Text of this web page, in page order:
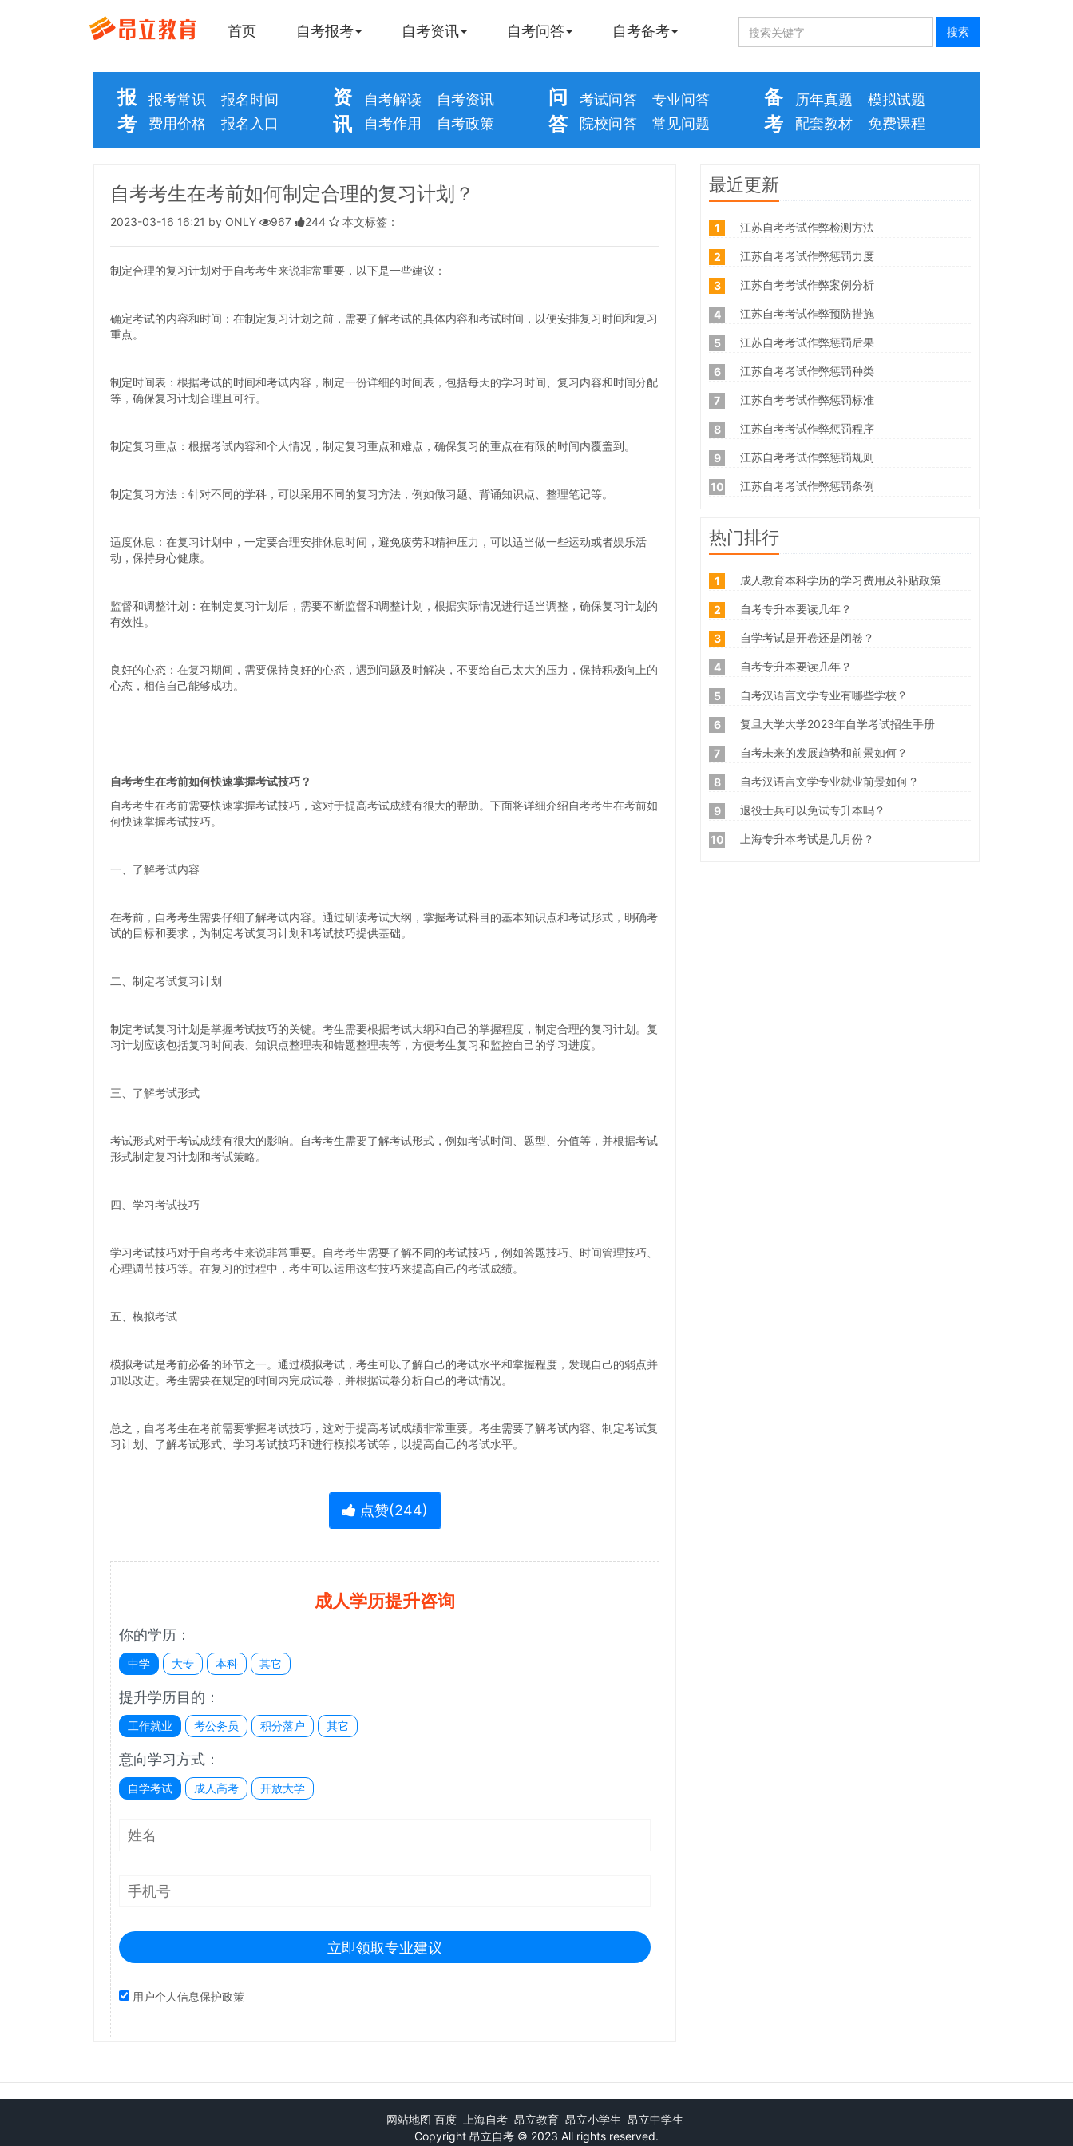
首页 自考报考 自考资讯 自考问答 自考备考
报
考
报考常识
报名时间
费用价格
报名入口
资
讯
自考解读
自考资讯
自考作用
自考政策
问
答
考试问答
专业问答
院校问答
常见问题
备
考
历年真题
模拟试题
配套教材
免费课程
自考考生在考前如何制定合理的复习计划？
2023-03-16 16:21 by ONLY 967 244 本文标签：
制定合理的复习计划对于自考考生来说非常重要，以下是一些建议：
确定考试的内容和时间：在制定复习计划之前，需要了解考试的具体内容和考试时间，以便安排复习时间和复习
重点。
制定时间表：根据考试的时间和考试内容，制定一份详细的时间表，包括每天的学习时间、复习内容和时间分配
等，确保复习计划合理且可行。
制定复习重点：根据考试内容和个人情况，制定复习重点和难点，确保复习的重点在有限的时间内覆盖到。
制定复习方法：针对不同的学科，可以采用不同的复习方法，例如做习题、背诵知识点、整理笔记等。
适度休息：在复习计划中，一定要合理安排休息时间，避免疲劳和精神压力，可以适当做一些运动或者娱乐活
动，保持身心健康。
监督和调整计划：在制定复习计划后，需要不断监督和调整计划，根据实际情况进行适当调整，确保复习计划的
有效性。
良好的心态：在复习期间，需要保持良好的心态，遇到问题及时解决，不要给自己太大的压力，保持积极向上的
心态，相信自己能够成功。
自考考生在考前如何快速掌握考试技巧？
自考考生在考前需要快速掌握考试技巧，这对于提高考试成绩有很大的帮助。下面将详细介绍自考考生在考前如
何快速掌握考试技巧。
一、了解考试内容
在考前，自考考生需要仔细了解考试内容。通过研读考试大纲，掌握考试科目的基本知识点和考试形式，明确考
试的目标和要求，为制定考试复习计划和考试技巧提供基础。
二、制定考试复习计划
制定考试复习计划是掌握考试技巧的关键。考生需要根据考试大纲和自己的掌握程度，制定合理的复习计划。复
习计划应该包括复习时间表、知识点整理表和错题整理表等，方便考生复习和监控自己的学习进度。
三、了解考试形式
考试形式对于考试成绩有很大的影响。自考考生需要了解考试形式，例如考试时间、题型、分值等，并根据考试
形式制定复习计划和考试策略。
四、学习考试技巧
学习考试技巧对于自考考生来说非常重要。自考考生需要了解不同的考试技巧，例如答题技巧、时间管理技巧、
心理调节技巧等。在复习的过程中，考生可以运用这些技巧来提高自己的考试成绩。
五、模拟考试
模拟考试是考前必备的环节之一。通过模拟考试，考生可以了解自己的考试水平和掌握程度，发现自己的弱点并
加以改进。考生需要在规定的时间内完成试卷，并根据试卷分析自己的考试情况。
总之，自考考生在考前需要掌握考试技巧，这对于提高考试成绩非常重要。考生需要了解考试内容、制定考试复
习计划、了解考试形式、学习考试技巧和进行模拟考试等，以提高自己的考试水平。
点赞(244)
成人学历提升咨询
你的学历：
中学 大专 本科 其它
提升学历目的：
工作就业 考公务员 积分落户 其它
意向学习方式：
自学考试 成人高考 开放大学
立即领取专业建议
用户个人信息保护政策
最近更新
1 江苏自考考试作弊检测方法
2 江苏自考考试作弊惩罚力度
3 江苏自考考试作弊案例分析
4 江苏自考考试作弊预防措施
5 江苏自考考试作弊惩罚后果
6 江苏自考考试作弊惩罚种类
7 江苏自考考试作弊惩罚标准
8 江苏自考考试作弊惩罚程序
9 江苏自考考试作弊惩罚规则
10 江苏自考考试作弊惩罚条例
热门排行
1 成人教育本科学历的学习费用及补贴政策
2 自考专升本要读几年？
3 自学考试是开卷还是闭卷？
4 自考专升本要读几年？
5 自考汉语言文学专业有哪些学校？
6 复旦大学大学2023年自学考试招生手册
7 自考未来的发展趋势和前景如何？
8 自考汉语言文学专业就业前景如何？
9 退役士兵可以免试专升本吗？
10 上海专升本考试是几月份？
网站地图 百度 上海自考 昂立教育 昂立小学生 昂立中学生
Copyright 昂立自考 © 2023 All rights reserved.